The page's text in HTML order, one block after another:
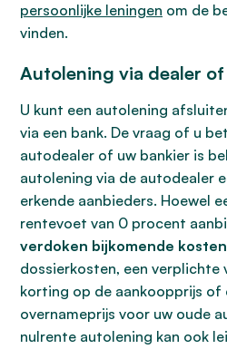
persoonlijke leningen om de
vinden.
Autolening via dealer
U kunt een autolening
via een bank. De vraag of u
autodealer of uw bankier is
autolening via de autodealer
erkende aanbieders. Hoewel
rentevoet van 0 procent
verdoken bijkomende kosten
dossierkosten, een verplichte
korting op de aankoopprijs of
overnameprijs voor uw oude
nulrente autolening kan ook